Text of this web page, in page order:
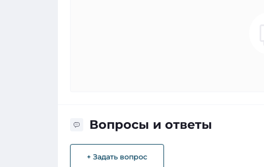
Вопросы и ответы
+ Задать вопрос